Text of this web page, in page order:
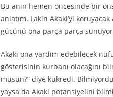
Bu anın hemen öncesinde bir
anlatım. Lakin Akaki’yi koruyacak
gücünü ona parça parça
Akaki ona yardım edebilecek
gösterisinin kurbanı olacağını
musun?” diye kükredi.
yaysa da Akaki potansiyelini